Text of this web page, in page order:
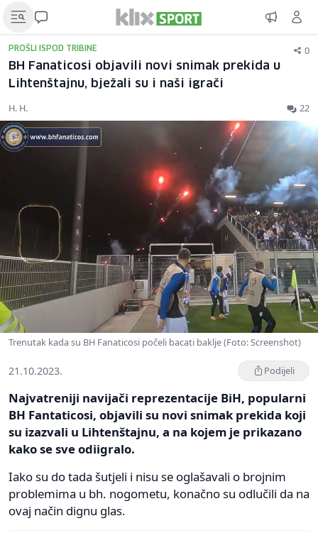
PROŠLI ISPOD TRIBINE 0
BH Fanaticosi objavili novi snimak prekida u
Lihtenštajnu, bježali su i naši igrači
H. H. 22
Trenutak kada su BH Fanaticosi počeli bacati baklje (Foto: Screenshot)
21.10.2023. Podijeli
Najvatreniji navijači reprezentacije BiH, popularni
BH Fantaticosi, objavili su novi snimak prekida koji
su izazvali u Lihtenštajnu, a na kojem je prikazano
kako se sve odiigralo.
Iako su do tada šutjeli i nisu se oglašavali o brojnim
problemima u bh. nogometu, konačno su odlučili da na
ovaj način dignu glas.